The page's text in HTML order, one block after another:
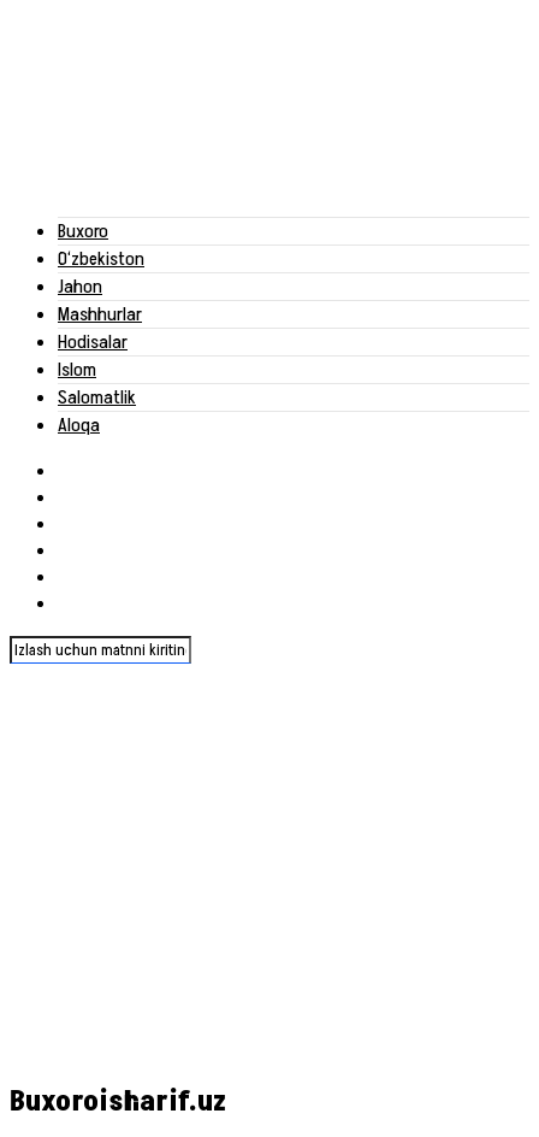
Buxoro
O‘zbekiston
Jahon
Mashhurlar
Hodisalar
Islom
Salomatlik
Aloqa
Buxoroisharif.uz